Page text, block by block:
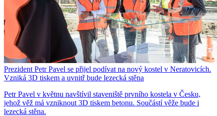
Prezident Petr Pavel se přijel podívat na nový kostel v Neratovicích.
Vzniká 3D tiskem a uvnitř bude lezecká stěna
Petr Pavel v květnu navštívil staveniště prvního kostela v Česku,
jehož věž má vzniknout 3D tiskem betonu. Součástí věže bude i
lezecká stěna.